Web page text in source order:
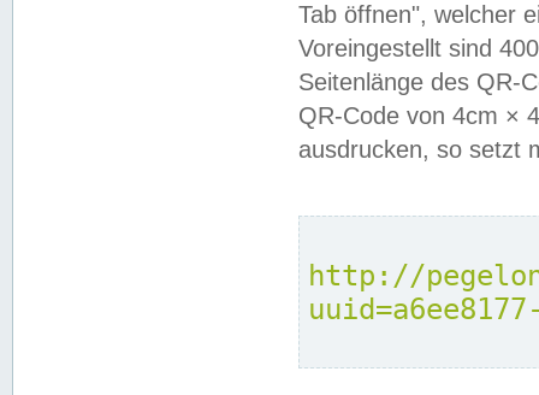
Tab öffnen", welcher
Voreingestellt sind
Seitenlänge des QR-
QR-Code von 4cm ×
ausdrucken, so setzt
http://